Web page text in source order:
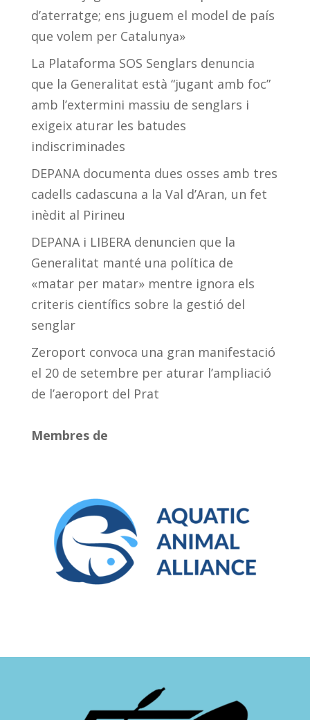
d’aterratge; ens juguem el model de país
que volem per Catalunya»
La Plataforma SOS Senglars denuncia
que la Generalitat està “jugant amb foc”
amb l’extermini massiu de senglars i
exigeix aturar les batudes
indiscriminades
DEPANA documenta dues osses amb tres
cadells cadascuna a la Val d’Aran, un fet
inèdit al Pirineu
DEPANA i LIBERA denuncien que la
Generalitat manté una política de
«matar per matar» mentre ignora els
criteris científics sobre la gestió del
senglar
Zeroport convoca una gran manifestació
el 20 de setembre per aturar l’ampliació
de l’aeroport del Prat
Membres de